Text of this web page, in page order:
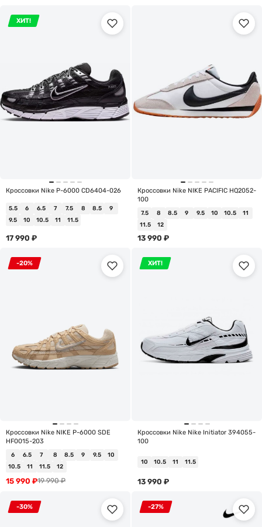
ХИТ!
Кроссовки Nike P-6000 CD6404-026
5.5 6 6.5 7 7.5 8 8.5
9
9.5
10 10.5 11 11.5
17 990 ₽
Кроссовки Nike NIKE PACIFIC HQ2052-
100
7.5 8 8.5 9 9.5 10 10.5
11
11.5
12
13 990 ₽
-20%
Кроссовки Nike NIKE P-6000 SDE
HF0015-203
6 6.5 7 8 8.5 9 9.5
10
10.5
11 11.5 12
19 990₽
15 990 ₽
ХИТ!
Кроссовки Nike Nike Initiator 394055-
100
10 10.5 11 11.5
13 990 ₽
-30% -27%